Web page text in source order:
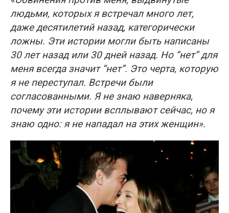
людьми, которых я встречал много лет,
даже десятилетий назад, категорически
ложны. Эти истории могли быть написаны
30 лет назад или 30 дней назад. Но “нет” для
меня всегда значит “нет”. Это черта, которую
я не переступал. Встречи были
согласованными. Я не знаю наверняка,
почему эти истории всплывают сейчас, но я
знаю одно: я не нападал на этих женщин».